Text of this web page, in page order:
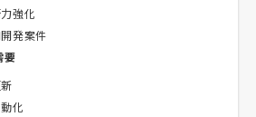
強化
発案件
要
化